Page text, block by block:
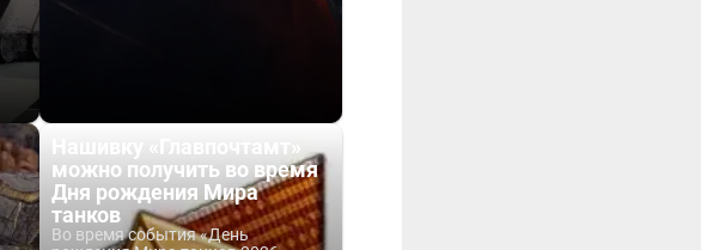
Нашивку «Главпочтамт»
можно получить во время
Дня рождения Мира
танков
Во время события «День